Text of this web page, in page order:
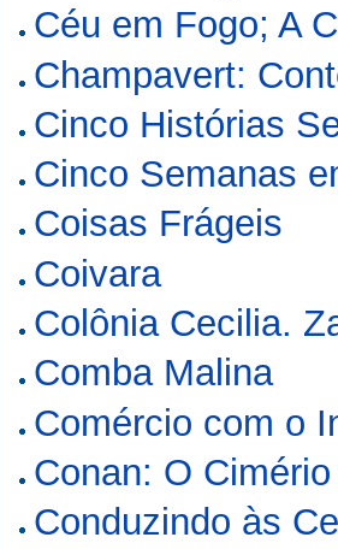
Céu em Fogo; A
Champavert:
Cinco Histórias
Cinco Semanas
Coisas Frágeis
Coivara
Colônia Cecilia.
Comba Malina
Comércio com o
Conan: O Cimério
Conduzindo às